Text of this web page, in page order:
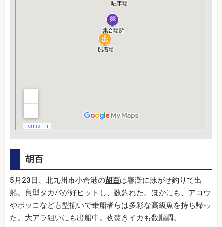
胡百
5月23日、北九州市小倉港の胡百は響灘に泳がせ釣りで出
船。良型タカバが好ヒットし、数釣れた。ほかにも、アコウ
やボッコなども型揃いで乗船者らは多彩な高級魚を持ち帰っ
た。大アラ狙いにも出船中。夜焚きイカも数順調。